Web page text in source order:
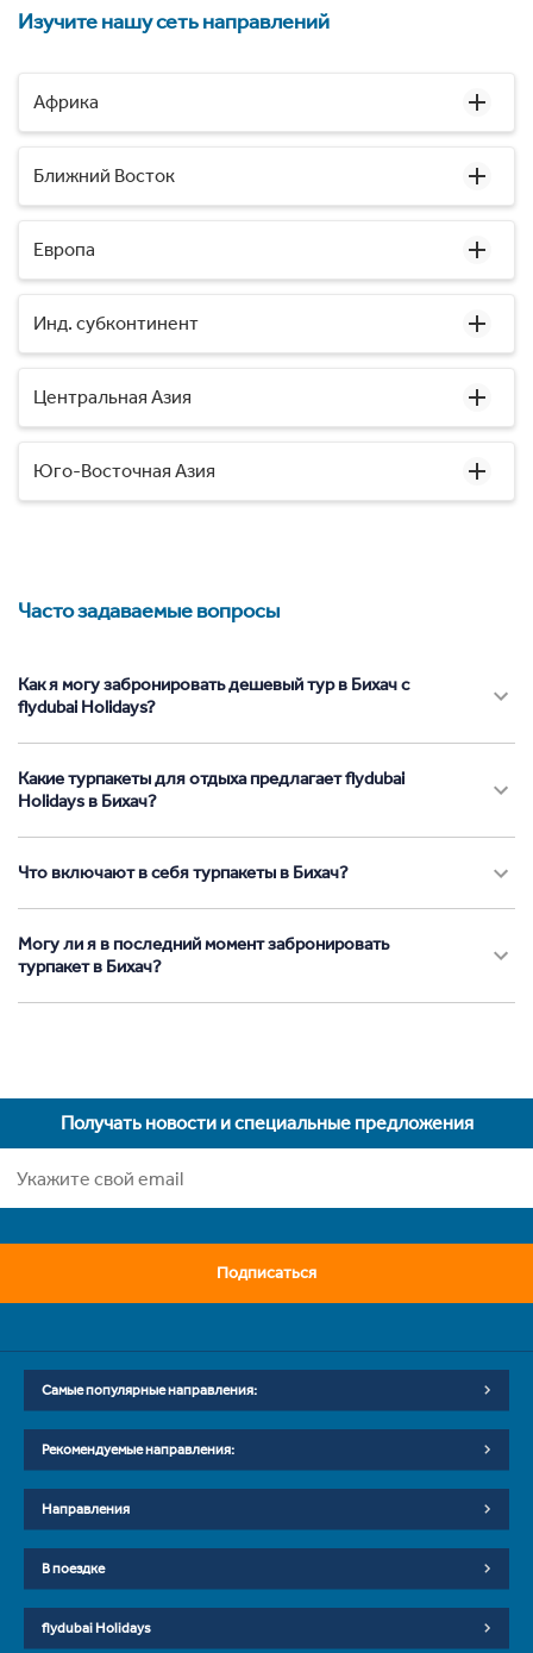
Изучите нашу сеть направлений
Африка
Ближний Восток
Европа
Инд. субконтинент
Центральная Азия
Юго-Восточная Азия
Часто задаваемые вопросы
Как я могу забронировать дешевый тур в Бихач с
flydubai Holidays?
Какие турпакеты для отдыха предлагает flydubai
Holidays в Бихач?
Что включают в себя турпакеты в Бихач?
Могу ли я в последний момент забронировать
турпакет в Бихач?
Получать новости и специальные предложения
Подписаться
Самые популярные направления:
Рекомендуемые направления:
Направления
В поездке
flydubai Holidays